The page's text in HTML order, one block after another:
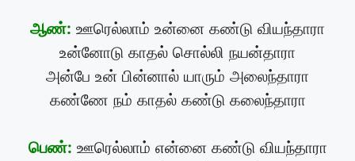
ஆண்: ஊரெல்லாம் உன்னை கண்டு வியந்தாரா
உன்னோடு காதல் சொல்லி நயன்தாரா
அன்பே உன் பின்னால் யாரும் அலைந்தாரா
கண்ணே நம் காதல் கண்டு கலைந்தாரா
பெண்: ஊரெல்லாம் என்னை கண்டு வியந்தாரா